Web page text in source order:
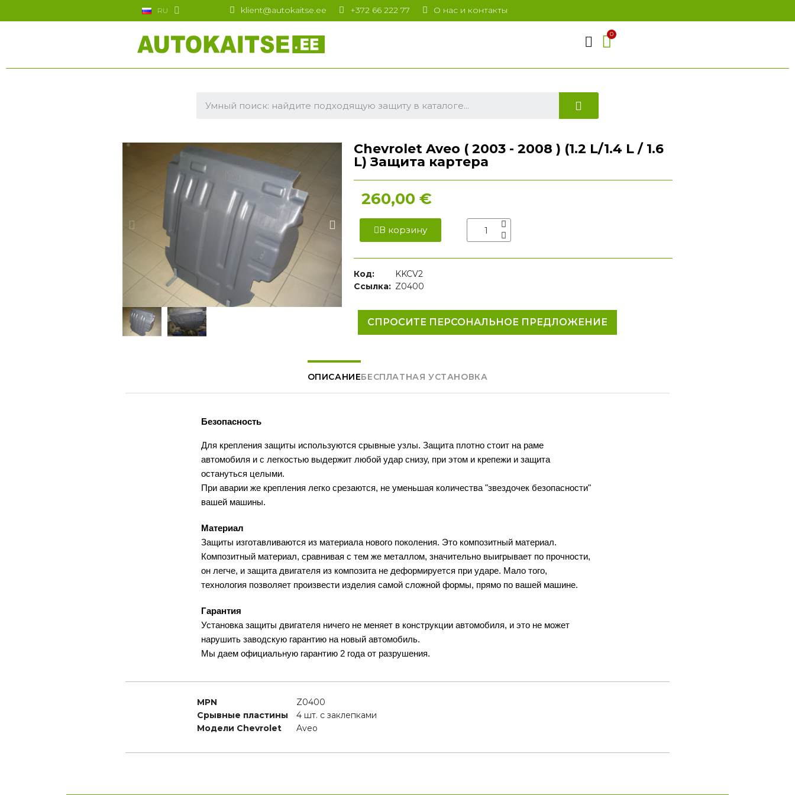
RU klient@autokaitse.ee +372 66 222 77 О нас и контакты
Chevrolet Aveo ( 2003 - 2008 ) (1.2 L/1.4 L / 1.6
L) Защита картера
260,00 €
В корзину
Код:
KKCV2
Ссылка: Z0400
СПРОСИТЕ ПЕРСОНАЛЬНОЕ ПРЕДЛОЖЕНИЕ
ОПИСАНИЕБЕСПЛАТНАЯ УСТАНОВКА
Безопасность
Для крепления защиты используются срывные узлы. Защита плотно стоит на раме
автомобиля и с легкостью выдержит любой удар снизу, при этом и крепежи и защита
остануться целыми.
При аварии же крепления легко срезаются, не уменьшая количества "звездочек безопасности"
вашей машины.
Материал
Защиты изготавливаются из материала нового поколения. Это композитный материал.
Композитный материал, сравнивая с тем же металлом, значительно выигрывает по прочности,
он легче, и защита двигателя из композита не деформируется при ударе. Мало того,
технология позволяет произвести изделия самой сложной формы, прямо по вашей машине.
Гарантия
Установка защиты двигателя ничего не меняет в конструкции автомобиля, и это не может
нарушить заводскую гарантию на новый автомобиль.
Мы даем официальную гарантию 2 года от разрушения.
MPN
Z0400
Срывные пластины
4 шт. с заклепками
Модели Chevrolet
Aveo